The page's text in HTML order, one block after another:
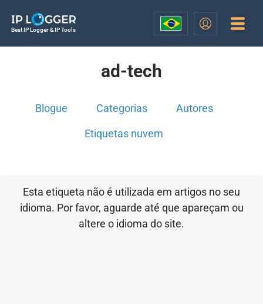
Best IP Logger & IP Tools
ad-tech
Blogue Categorias Autores
Etiquetas nuvem